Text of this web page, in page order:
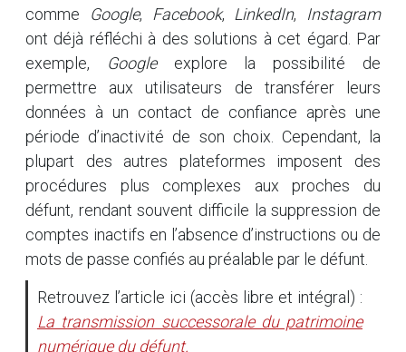
comme
Google, Facebook, LinkedIn, Instagram
ont déjà réfléchi à des solutions à cet égard. Par
exemple,
Googleexplore la possibilité de
permettre aux utilisateurs de transférer leurs
données à un contact de confiance après une
période d’inactivité de son choix. Cependant, la
plupart des autres plateformes imposent des
procédures plus complexes aux proches du
défunt, rendant souvent difficile la suppression de
comptes inactifs en l’absence d’instructions ou de
mots de passe confiés au préalable par le défunt.
Retrouvez l’article ici (accès libre et intégral) :
La transmission successorale du patrimoine
numérique du défunt.